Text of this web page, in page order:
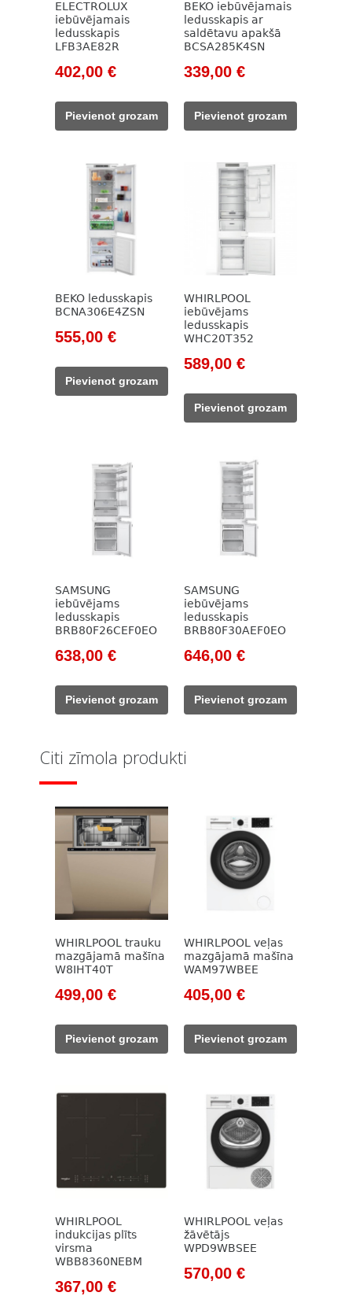
ELECTROLUX
iebūvējamais
ledusskapis
LFB3AE82R
Original
was:
578,00 €.
402,00 €Current
402,00 €.
Pievienot grozam
BEKO iebūvējamais
ledusskapis ar
saldētavu apakšā
BCSA285K4SN
Original
was:
785,00 €.
339,00 €Current
339,00 €.
Pievienot grozam
BEKO ledusskapis
BCNA306E4ZSN
Original
was:
785,00 €.
555,00 €Current
555,00 €.
Pievienot grozam
WHIRLPOOL
iebūvējams
ledusskapis
WHC20T352
Original
was:
825,00 €.
589,00 €Current
589,00 €.
Pievienot grozam
SAMSUNG
iebūvējams
ledusskapis
BRB80F26CEF0EO
Original
was:
993,00 €.
638,00 €Current
638,00 €.
Pievienot grozam
SAMSUNG
iebūvējams
ledusskapis
BRB80F30AEF0EO
Original
was:
1
646,00 €Current
646,00 €.
Pievienot grozam
Citi zīmola produkti
WHIRLPOOL trauku
mazgājamā mašīna
W8IHT40T
Original
was:
645,00 €.
499,00 €Current
499,00 €.
Pievienot grozam
WHIRLPOOL veļas
mazgājamā mašīna
WAM97WBEE
Original
was:
515,00 €.
405,00 €Current
405,00 €.
Pievienot grozam
WHIRLPOOL
indukcijas plīts
virsma
WBB8360NEBM
Original
367,00 €Current
WHIRLPOOL veļas
žāvētājs
WPD9WBSEE
Original
570,00 €Current